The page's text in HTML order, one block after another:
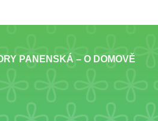
PANENSKÁ – O DOMOVĚ